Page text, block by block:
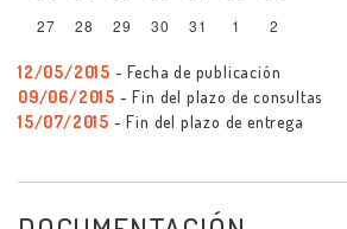
27
28 29 30 31 1 2
12/05/2015 - Fecha de publicación
09/06/2015 - Fin del plazo de consultas
15/07/2015 - Fin del plazo de entrega